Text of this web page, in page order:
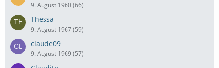
9. August 1960 (66)
Thessa
9. August 1967 (59)
claude09
9. August 1969 (57)